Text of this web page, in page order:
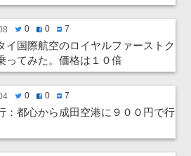
twitter0 facebook0 hatenabookmark7
イ国際航空のロイヤルファーストク
ってみた。価格は１０倍
twitter0 facebook0 hatenabookmark7
：都心から成田空港に９００円で行